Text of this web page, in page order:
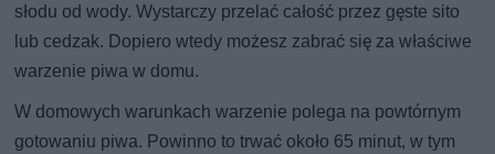
słodu od wody. Wystarczy przelać całość przez gęste sito
lub cedzak. Dopiero wtedy możesz zabrać się za właściwe
warzenie piwa w domu.
W domowych warunkach warzenie polega na powtórnym
gotowaniu piwa. Powinno to trwać około 65 minut, w tym